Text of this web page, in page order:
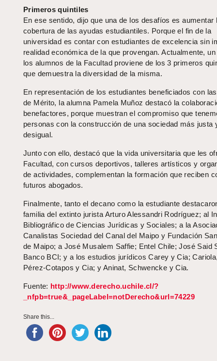
Primeros quintiles
En ese sentido, dijo que una de los desafíos es aumentar
cobertura de las ayudas estudiantiles. Porque el fin de la
universidad es contar con estudiantes de excelencia sin
realidad económica de la que provengan. Actualmente,
los alumnos de la Facultad proviene de los 3 primeros
que demuestra la diversidad de la misma.
En representación de los estudiantes beneficiados con
de Mérito, la alumna Pamela Muñoz destacó la
benefactores, porque muestran el compromiso que
personas con la construcción de una sociedad más justa
desigual.
Junto con ello, destacó que la vida universitaria que les
Facultad, con cursos deportivos, talleres artísticos y
de actividades, complementan la formación que reciben
futuros abogados.
Finalmente, tanto el decano como la estudiante
familia del extinto jurista Arturo Alessandri Rodríguez; al
Bibliográfico de Ciencias Jurídicas y Sociales; a la
Canalistas Sociedad del Canal del Maipo y Fundación
de Maipo; a José Musalem Saffie; Entel Chile; José Said
Banco BCI; y a los estudios jurídicos Carey y Cia;
Pérez-Cotapos y Cia; y Aninat, Schwencke y Cia.
Fuente: http://www.derecho.uchile.cl/?
_nfpb=true&_pageLabel=notDerecho&url=74229
Share this...